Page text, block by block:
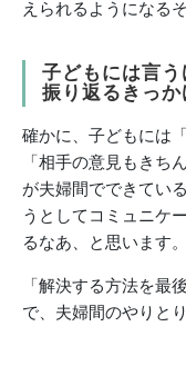
えられるようになる
子どもには言
振り返るきっか
確かに、子どもには
「相手の意見もきち
が夫婦間でできてい
うとしてコミュニケ
るなあ、と思います。
「解決する方法を最
で、夫婦間のやりと